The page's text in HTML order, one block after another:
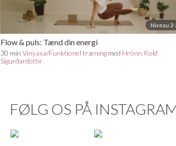
Niveau 2-
Flow & puls: Tænd din energi
30 min Vinyasa/Funktionel træningmed Hrönn Kold
Sigurðardóttir
FØLG OS PÅ